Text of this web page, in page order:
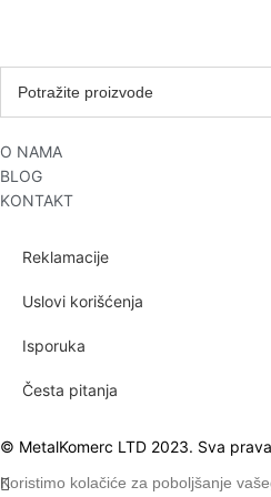
O NAMA
BLOG
KONTAKT
Reklamacije
Uslovi korišćenja
Isporuka
Česta pitanja
© MetalKomerc LTD 2023. Sva
Koristimo kolačiće za poboljšanje